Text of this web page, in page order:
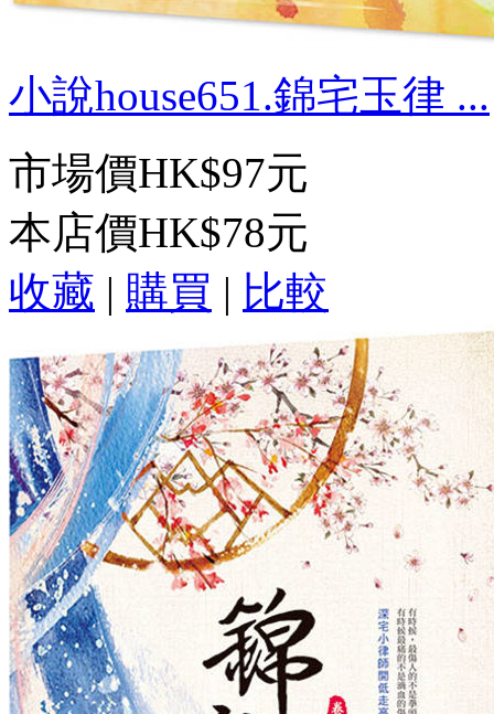
小說house651.錦宅玉律 ...
市場價HK$97元
本店價HK$78元
收藏 | 購買 | 比較